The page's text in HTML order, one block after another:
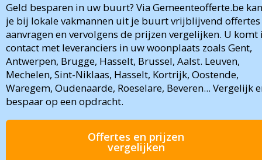
Geld besparen in uw buurt? Via Gemeenteofferte.be kan
je bij lokale vakmannen uit je buurt vrijblijvend offertes
aanvragen en vervolgens de prijzen vergelijken. U komt
contact met leveranciers in uw woonplaats zoals Gent,
Antwerpen, Brugge, Hasselt, Brussel, Aalst. Leuven,
Mechelen, Sint-Niklaas, Hasselt, Kortrijk, Oostende,
Waregem, Oudenaarde, Roeselare, Beveren... Vergelijk
bespaar op een opdracht.
Offertes en prijzen
vergelijken